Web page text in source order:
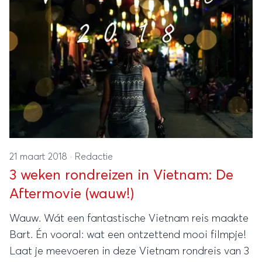
21 maart 2018 · Redactie
3 weken rondreizen in Vietnam: De
Aftermovie (wauw!)
Wauw. Wát een fantastische Vietnam reis maakte
Bart. Én vooral: wat een ontzettend mooi filmpje!
Laat je meevoeren in deze Vietnam rondreis van 3